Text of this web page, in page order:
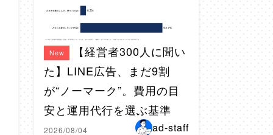
New
【経営者300人に聞い
た】LINE広告、まだ9割
が“ノーマーク”。費用の目
安と運用代行を選ぶ基準
2026/08/04 ad-staff